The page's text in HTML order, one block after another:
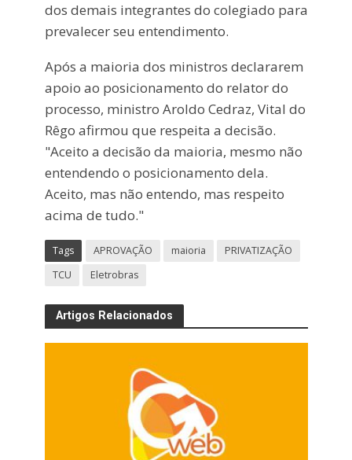
dos demais integrantes do colegiado para
prevalecer seu entendimento.
Após a maioria dos ministros declararem
apoio ao posicionamento do relator do
processo, ministro Aroldo Cedraz, Vital do
Rêgo afirmou que respeita a decisão.
"Aceito a decisão da maioria, mesmo não
entendendo o posicionamento dela.
Aceito, mas não entendo, mas respeito
acima de tudo."
Tags APROVAÇÃO maioria
PRIVATIZAÇÃO
TCU
Eletrobras
Artigos Relacionados